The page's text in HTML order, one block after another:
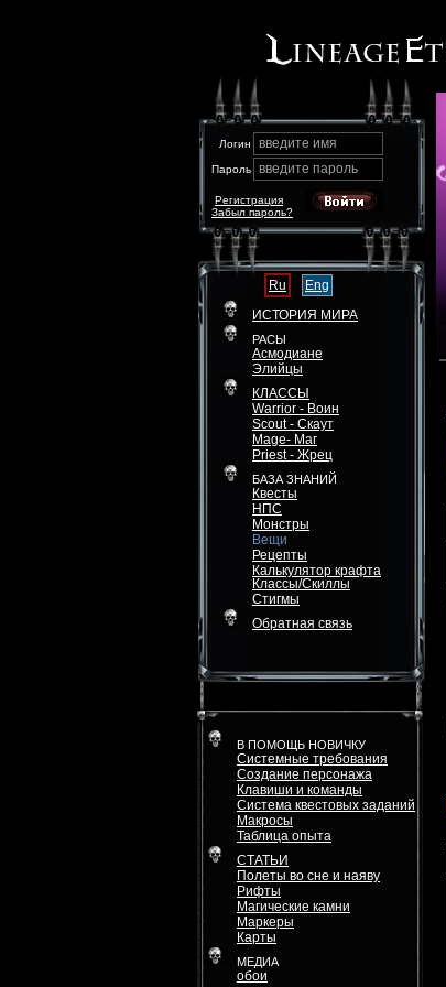
Логин введите имя
Пароль введите пароль
Забыл пароль?
Регистрация
Ru
Eng
ИСТОРИЯ МИРА
РАСЫ
Асмодиане
Элийцы
КЛАССЫ
Warrior - Воин
Scout - Скаут
Mage- Маг
Priest - Жрец
БАЗА ЗНАНИЙ
Квесты
НПС
Монстры
Вещи
Рецепты
Калькулятор крафта
Классы/Скиллы
Стигмы
Обратная связь
В ПОМОЩЬ НОВИЧКУ
Системные требования
Создание персонажа
Клавиши и команды
Система квестовых заданий
Макросы
Таблица опыта
СТАТЬИ
Полеты во сне и наяву
Рифты
Магические камни
Маркеры
Карты
МЕДИА
обои